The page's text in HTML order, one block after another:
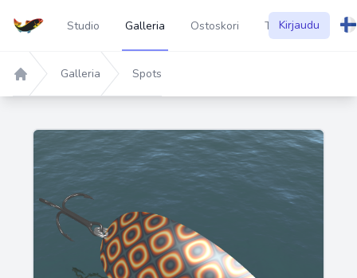
Studio Galleria Ostoskori Tietoa
Kirjaudu
Home
Galleria Spots